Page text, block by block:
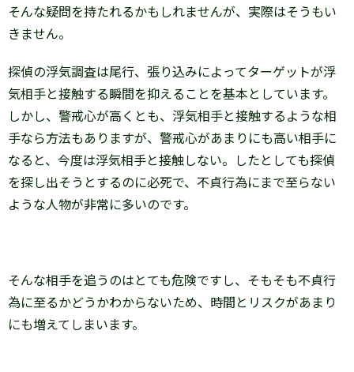
そんな疑問を持たれるかもしれませんが、実際はそうもい
きません。
探偵の浮気調査は尾行、張り込みによってターゲットが浮
気相手と接触する瞬間を抑えることを基本としています。
しかし、警戒心が高くとも、浮気相手と接触するような相
手なら方法もありますが、警戒心があまりにも高い相手に
なると、今度は浮気相手と接触しない。したとしても探偵
を探し出そうとするのに必死で、不貞行為にまで至らない
ような人物が非常に多いのです。
そんな相手を追うのはとても危険ですし、そもそも不貞行
為に至るかどうかわからないため、時間とリスクがあまり
にも増えてしまいます。